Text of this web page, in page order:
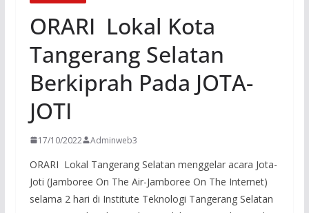
ORARI Lokal Kota
Tangerang Selatan
Berkiprah Pada JOTA-
JOTI
17/10/2022 Adminweb3
ORARI Lokal Tangerang Selatan menggelar acara Jota-
Joti (Jamboree On The Air-Jamboree On The Internet)
selama 2 hari di Institute Teknologi Tangerang Selatan